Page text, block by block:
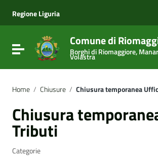
Vai al menu di navigazione
Vai al footer
Regione Liguria
Attiva / disattiva la navigazione
Comune di
Borghi di Riomaggiore,
Volastra
Home / Chiusure / Chiusura temporanea
Chiusura
Tributi
Categorie